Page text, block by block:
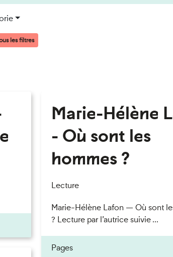
les filtres
Marie-Hélène
- Où sont les
hommes ?
Lecture
Marie-Hélène Lafon — Où sont
? Lecture par l’autrice suivie ...
Pages